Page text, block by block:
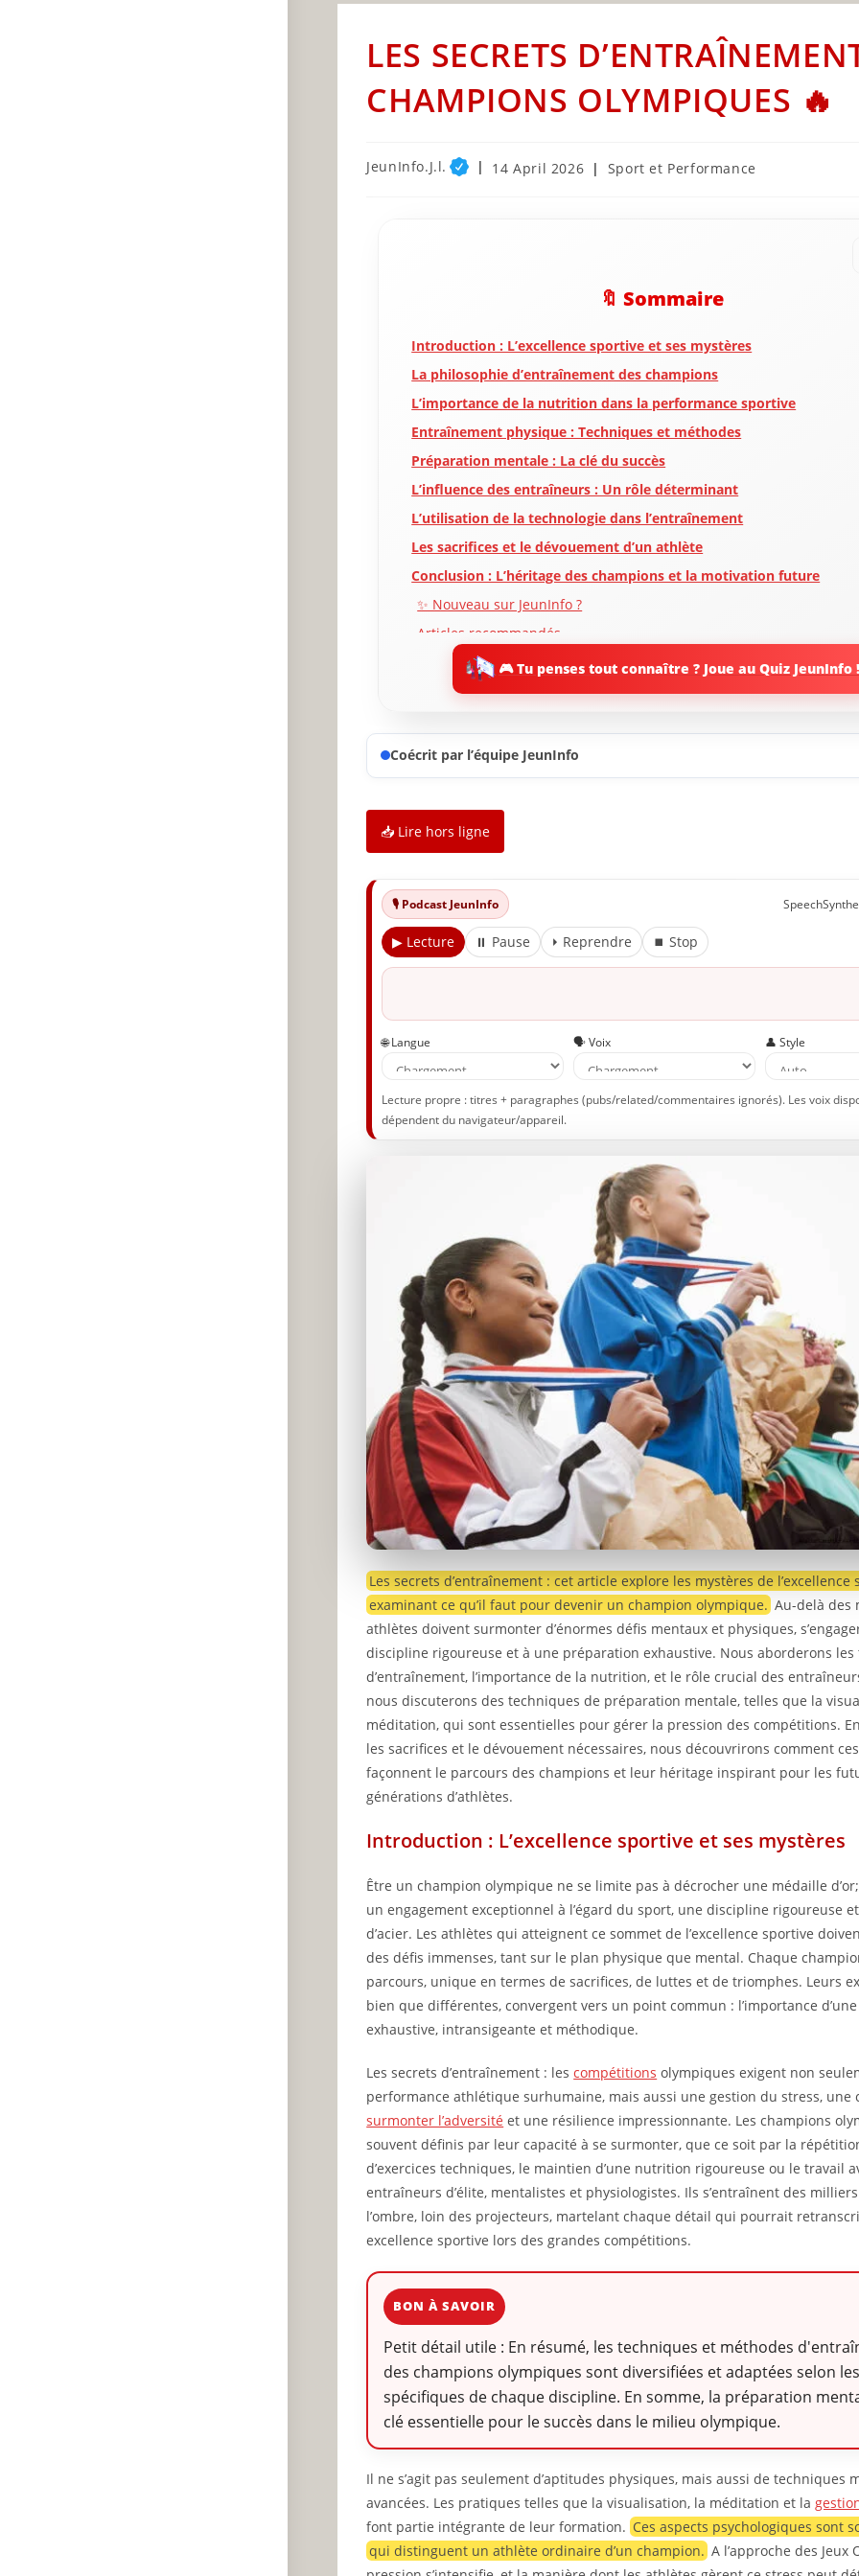
LES SECRETS
CHAMPIONS OLYMPIQUES 🔥
Post
JeunInfo.J.l.
Post
14 April 2026
Post
Sport et Performance
🔖 Sommaire
Introduction : L’excellence sportive et ses mystères
La philosophie d’entraînement des champions
L’importance de la nutrition dans la performance sportive
Entraînement physique : Techniques et méthodes
Préparation mentale : La clé du succès
L’influence des entraîneurs : Un rôle déterminant
L’utilisation de la technologie dans l’entraînement
Les sacrifices et le dévouement d’un athlète
Conclusion : L’héritage des champions et la motivation future
✨ Nouveau sur JeunInfo ?
Articles recommandés
Partager l'amour🎮 Tu penses tout connaître ? Joue au Quiz JeunInfo !
Coécrit par l’équipe JeunInfo
📥 Lire hors ligne
🎙️ Podcast JeunInfo
▶ Lecture ⏸ Pause ⏵ Reprendre ⏹ Stop
🌐 Langue 🗣️ Voix 👤 Style
Lecture propre : titres + paragraphes (pubs/related/commentaires ignorés). Les voix
dépendent du navigateur/appareil.
Les secrets d’entraînement : cet article explore les mystères de l’excellence
examinant ce qu’il faut pour devenir un champion olympique. Au-delà des
athlètes doivent surmonter d’énormes défis mentaux et physiques,
discipline rigoureuse et à une préparation exhaustive. Nous aborderons les
d’entraînement, l’importance de la nutrition, et le rôle crucial des
nous discuterons des techniques de préparation mentale, telles que la
méditation, qui sont essentielles pour gérer la pression des compétitions.
les sacrifices et le dévouement nécessaires, nous découvrirons comment
façonnent le parcours des champions et leur héritage inspirant pour les
générations d’athlètes.
Introduction : L’excellence sportive et ses mystères
Être un champion olympique ne se limite pas à décrocher une médaille
un engagement exceptionnel à l’égard du sport, une discipline rigoureuse
d’acier. Les athlètes qui atteignent ce sommet de l’excellence sportive
des défis immenses, tant sur le plan physique que mental. Chaque
parcours, unique en termes de sacrifices, de luttes et de triomphes. Leurs
bien que différentes, convergent vers un point commun : l’importance
exhaustive, intransigeante et méthodique.
Les secrets d’entraînement : lescompétitions olympiques exigent non
performance athlétique surhumaine, mais aussi une gestion du stress, une
surmonter l’adversité et une résilience impressionnante. Les champions
souvent définis par leur capacité à se surmonter, que ce soit par la
d’exercices techniques, le maintien d’une nutrition rigoureuse ou le travail
entraîneurs d’élite, mentalistes et physiologistes. Ils s’entraînent des milliers
l’ombre, loin des projecteurs, martelant chaque détail qui pourrait
excellence sportive lors des grandes compétitions.
BON À SAVOIR
Petit détail utile : En résumé, les techniques et méthodes
des champions olympiques sont diversifiées et adaptées selon
spécifiques de chaque discipline. En somme, la préparation
clé essentielle pour le succès dans le milieu olympique.
Il ne s’agit pas seulement d’aptitudes physiques, mais aussi de techniques
avancées. Les pratiques telles que la visualisation, la méditation et la
font partie intégrante de leur formation.Ces aspects psychologiques sont
qui distinguent un athlète ordinaire d’un champion. A l’approche des Jeux